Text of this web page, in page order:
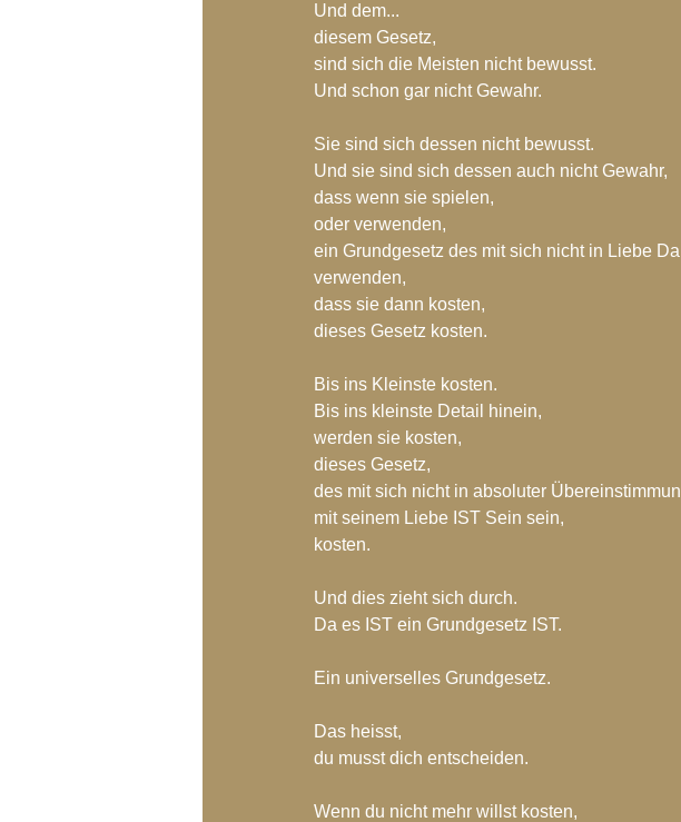
Und dem...
diesem Gesetz,
sind sich die Meisten nicht bewusst.
Und schon gar nicht Gewahr.
Sie sind sich dessen nicht bewusst.
Und sie sind sich dessen auch nicht Gewahr,
dass wenn sie spielen,
oder verwenden,
ein Grundgesetz des mit sich nicht in Liebe
verwenden,
dass sie dann kosten,
dieses Gesetz kosten.
Bis ins Kleinste kosten.
Bis ins kleinste Detail hinein,
werden sie kosten,
dieses Gesetz,
des mit sich nicht in absoluter
mit seinem Liebe IST Sein sein,
kosten.
Und dies zieht sich durch.
Da es IST ein Grundgesetz IST.
Ein universelles Grundgesetz.
Das heisst,
du musst dich entscheiden.
Wenn du nicht mehr willst kosten,